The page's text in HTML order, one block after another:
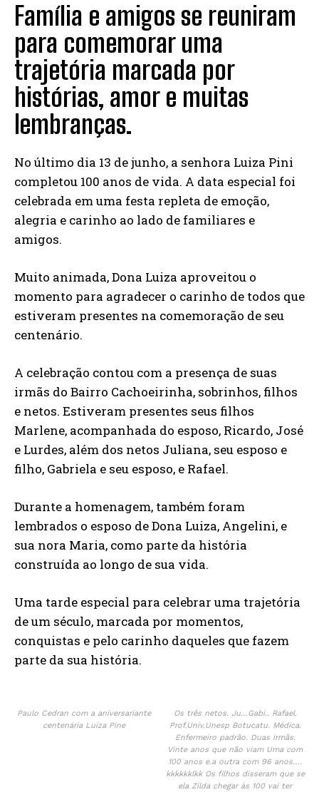
Família e amigos se reuniram
para comemorar uma
trajetória marcada por
histórias, amor e muitas
lembranças.
No último dia 13 de junho, a senhora Luiza Pini
completou 100 anos de vida. A data especial foi
celebrada em uma festa repleta de emoção,
alegria e carinho ao lado de familiares e
amigos.
Muito animada, Dona Luiza aproveitou o
momento para agradecer o carinho de todos que
estiveram presentes na comemoração de seu
centenário.
A celebração contou com a presença de suas
irmãs do Bairro Cachoeirinha, sobrinhos, filhos
e netos. Estiveram presentes seus filhos
Marlene, acompanhada do esposo, Ricardo, José
e Lurdes, além dos netos Juliana, seu esposo e
filho, Gabriela e seu esposo, e Rafael.
Durante a homenagem, também foram
lembrados o esposo de Dona Luiza, Angelini, e
sua nora Maria, como parte da história
construída ao longo de sua vida.
Uma tarde especial para celebrar uma trajetória
de um século, marcada por momentos,
conquistas e pelo carinho daqueles que fazem
parte da sua história.
Paulo Cedran com a aniversariante
centenária Luiza Pine
Os três netos. Ju…Gabi.. Rafael.
Prof.Univ.Unesp Botucatu. Médica.
Enfermeiro padrão. Duas irmãs.
Vinte anos que não viam Uma com
100 anos e.a outra com 96 anos….
kkkkkklkk Os filhos disseram que se
ela Zilda chegar às 100 vai ter